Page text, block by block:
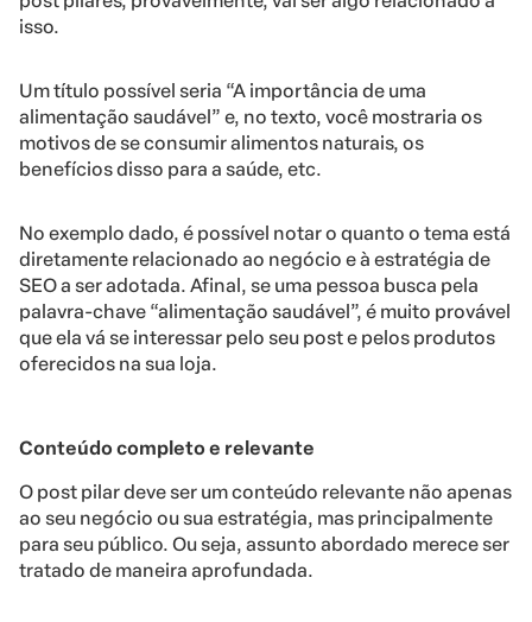
isso.
Um título possível seria “A importância de uma
alimentação saudável” e, no texto, você mostraria os
motivos de se consumir alimentos naturais, os
benefícios disso para a saúde, etc.
No exemplo dado, é possível notar o quanto o tema está
diretamente relacionado ao negócio e à estratégia de
SEO a ser adotada. Afinal, se uma pessoa busca pela
palavra-chave “alimentação saudável”, é muito provável
que ela vá se interessar pelo seu post e pelos produtos
oferecidos na sua loja.
Conteúdo completo e relevante
O post pilar deve ser um conteúdo relevante não apenas
ao seu negócio ou sua estratégia, mas principalmente
para seu público. Ou seja, assunto abordado merece ser
tratado de maneira aprofundada.